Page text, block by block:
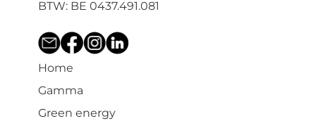
BTW: BE 0437.491.081
Home
Gamma
Green energy